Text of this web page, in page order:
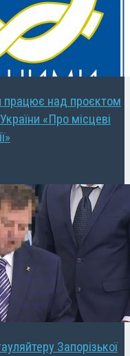
працює над проєктом
«Про місцеві
Запорізької